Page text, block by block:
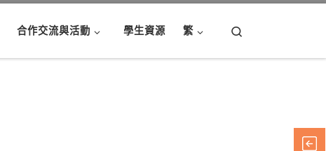
合作交流與活動 學生資源 繁